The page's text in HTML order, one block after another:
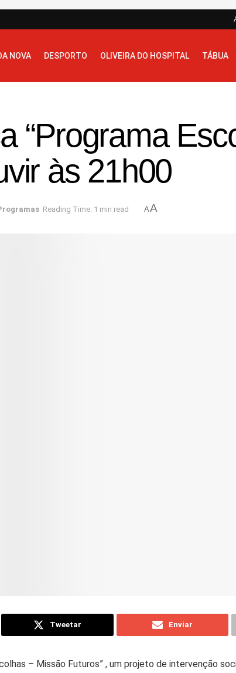
NOVA DESPORTO OLIVEIRA DO HOSPITAL TÁBUA
“Programa
às 21h00
Reading Time: 1 min read AA
Tweetar Enviar
– Missão Futuros” , um projeto de intervenção